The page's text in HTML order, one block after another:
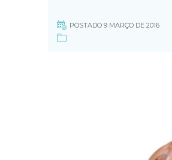
POSTADO 9 MARÇO DE 2016